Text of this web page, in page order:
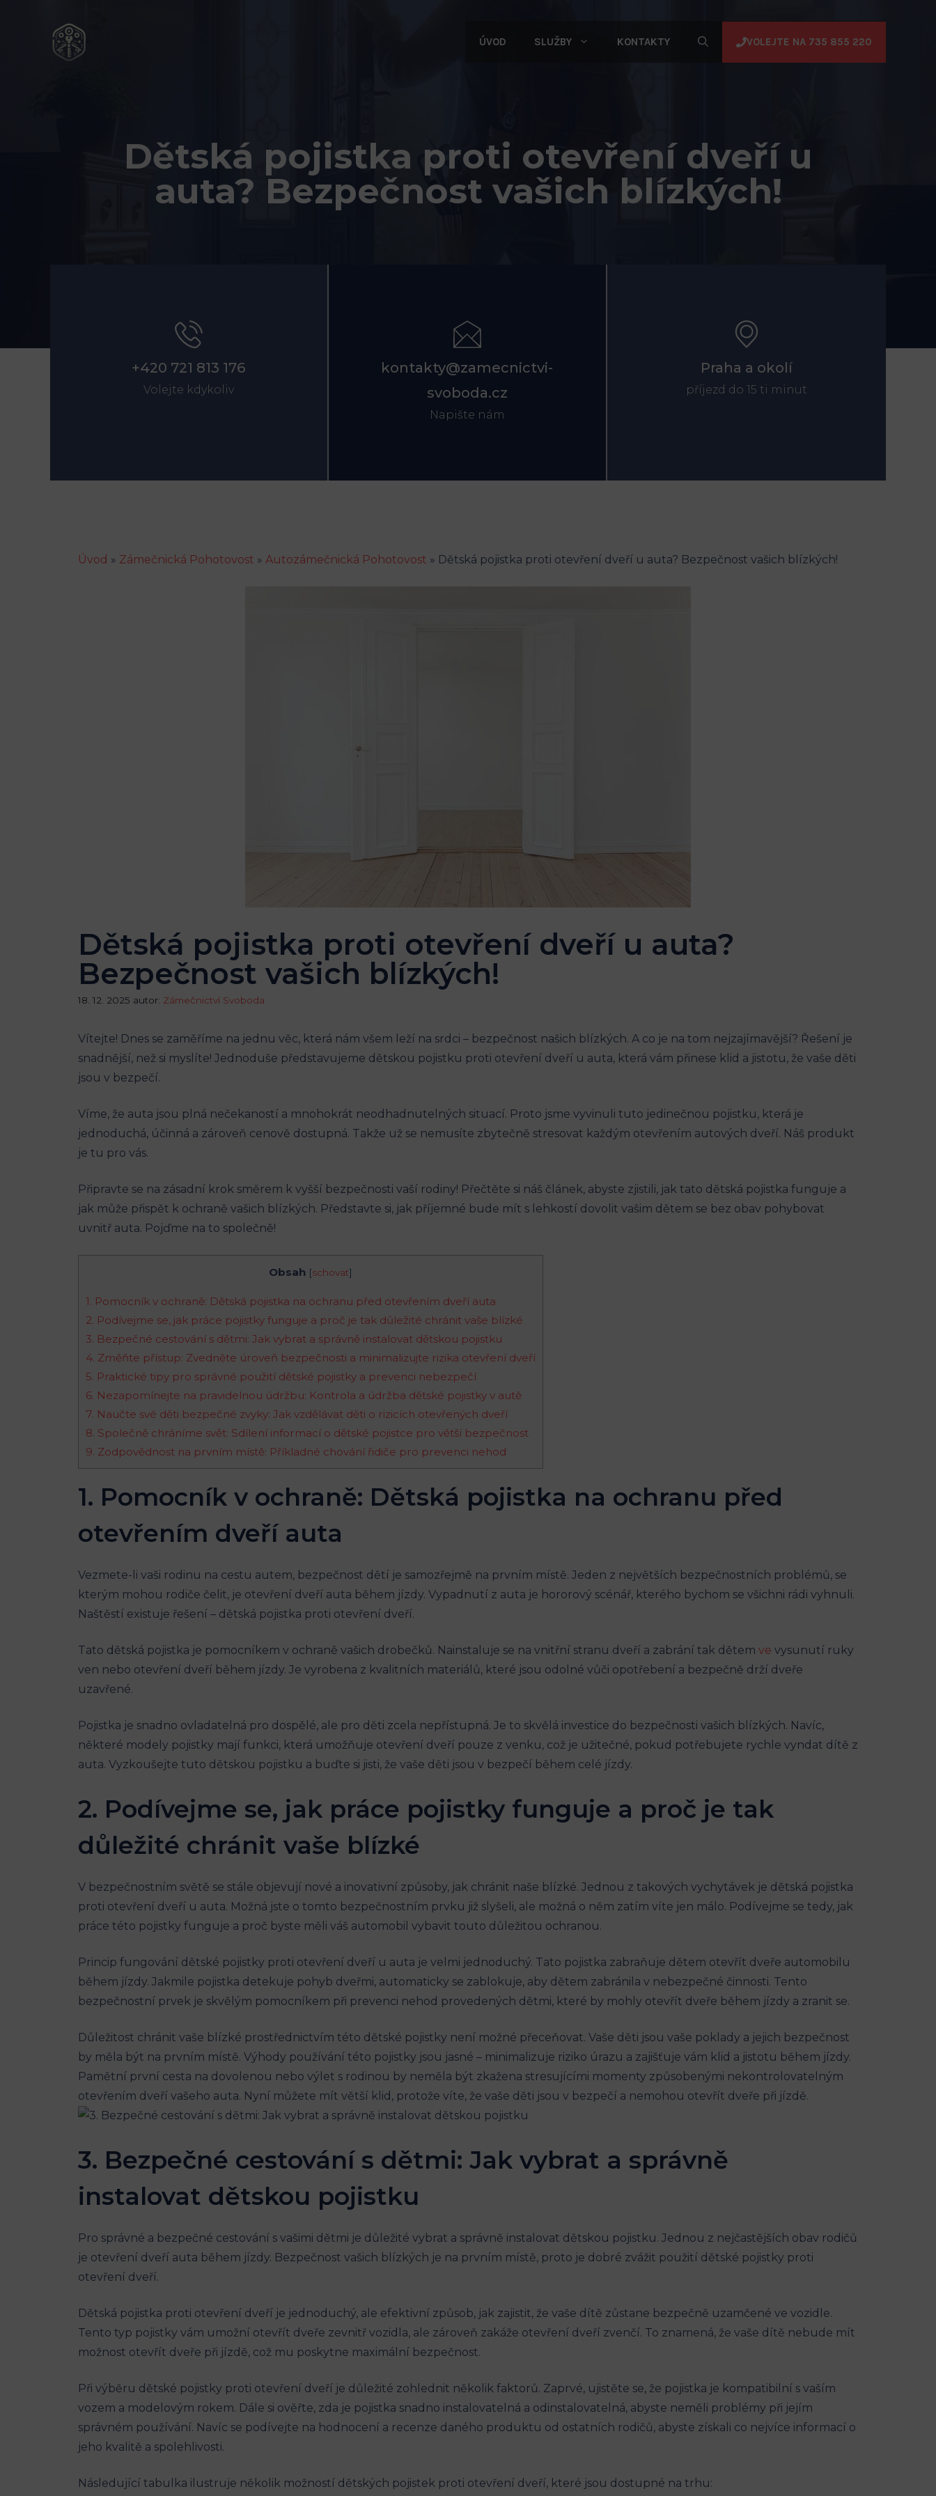
ÚVOD SLUŽBY KONTAKTY VOLEJTE NA 735 855 220
Dětská pojistka proti otevření dveří u
auta? Bezpečnost vašich blízkých!
+420 721 813 176
Volejte kdykoliv
kontakty@zamecnictvi-
svoboda.cz
Napište nám
Praha a okolí
příjezd do 15 ti minut
Úvod » Zámečnická Pohotovost » Autozámečnická Pohotovost » Dětská pojistka proti otevření dveří u auta? Bezpečnost vašich blízkých!
Dětská pojistka proti otevření dveří u auta?
Bezpečnost vašich blízkých!
18. 12. 2025 autor: Zámečnictví Svoboda
Vítejte!‍ Dnes ⁤se zaměříme na jednu věc, ​která nám všem leží na srdci –⁢ bezpečnost našich blízkých. A co je na tom nejzajímavější?⁣ Řešení ​je​
snadnější, než si myslíte! Jednoduše představujeme dětskou pojistku proti otevření dveří ‌u auta, která⁢ vám přinese klid a jistotu,⁣ že vaše ⁢děti
jsou v bezpečí.
Víme, že auta jsou plná nečekaností a mnohokrát neodhadnutelných​ situací. Proto jsme vyvinuli tuto jedinečnou pojistku, která je
jednoduchá, účinná a zároveň cenově dostupná. ‌Takže už se nemusíte zbytečně stresovat každým otevřením autových dveří. Náš ​produkt‍
je tu pro vás.
Připravte se na zásadní krok směrem k vyšší ‌bezpečnosti vaší ⁢rodiny! Přečtěte si náš článek, abyste zjistili, jak tato dětská pojistka funguje a⁣
jak může přispět k ochraně vašich‌ blízkých. Představte si, jak příjemné bude ⁤mít ⁣s lehkostí dovolit vašim‌ dětem se bez ⁣obav pohybovat
uvnitř auta. Pojďme na to společně!
Obsah [schovat]
1. Pomocník v ochraně: ⁢Dětská pojistka ‌na ochranu před otevřením dveří auta
2. Podívejme se, jak práce pojistky​ funguje a proč je tak důležité chránit vaše blízké
3. Bezpečné‌ cestování s dětmi: Jak vybrat a správně instalovat dětskou pojistku
4. Změňte přístup: Zvedněte úroveň bezpečnosti a minimalizujte rizika otevření dveří
5. Praktické tipy pro správné použití dětské pojistky a prevenci nebezpečí
6.​ Nezapomínejte na pravidelnou údržbu: Kontrola ⁤a údržba dětské pojistky v autě
7. Naučte své děti bezpečné zvyky: ‌Jak vzdělávat děti o rizicích otevřených dveří
8. Společně chráníme svět: Sdílení informací o ‌dětské pojistce pro větší bezpečnost
9. Zodpovědnost na prvním místě: Příkladné chování řidiče ⁤pro prevenci​ nehod
1. Pomocník v ochraně: ⁢Dětská pojistka ‌na ochranu před
otevřením dveří auta
Vezmete-li vaši rodinu na cestu autem, bezpečnost dětí ‍je samozřejmě na prvním místě. Jeden z největších bezpečnostních problémů, se
kterým mohou rodiče čelit, je otevření dveří auta během jízdy. Vypadnutí z ⁣auta je hororový scénář, kterého bychom⁢ se všichni rádi vyhnuli.
⁤Naštěstí existuje řešení – dětská pojistka proti otevření dveří.
Tato dětská pojistka je pomocníkem v ochraně vašich drobečků. Nainstaluje ​se na vnitřní stranu dveří a​ zabrání ⁣tak dětem ve vysunutí ruky
ven nebo otevření dveří během jízdy. Je vyrobena z kvalitních ‍materiálů, které jsou odolné vůči opotřebení a bezpečně drží dveře
uzavřené. ⁤
Pojistka ​je ⁤snadno ovladatelná pro‌ dospělé, ale pro děti zcela⁢ nepřístupná. Je to skvělá⁣ investice do bezpečnosti⁤ vašich blízkých. Navíc,
některé modely​ pojistky mají funkci, která⁢ umožňuje otevření dveří pouze z venku, což je užitečné, pokud potřebujete rychle vyndat dítě z
auta. Vyzkoušejte tuto dětskou pojistku a buďte si jisti,‌ že vaše děti jsou v bezpečí během celé jízdy.
2. Podívejme se, jak práce pojistky​ funguje a proč je tak
důležité chránit vaše blízké
V bezpečnostním světě ‍se​ stále objevují nové a inovativní způsoby, jak chránit naše blízké. Jednou z takových vychytávek je dětská pojistka
proti otevření dveří ​u auta. Možná jste o tomto bezpečnostním ⁢prvku⁤ již slyšeli, ale možná o něm‍ zatím víte jen málo. Podívejme se tedy, jak
práce⁢ této pojistky funguje a proč byste měli váš automobil vybavit touto důležitou ochranou.
Princip fungování dětské pojistky proti otevření dveří u ‍auta⁢ je velmi jednoduchý. Tato pojistka zabraňuje dětem⁣ otevřít dveře automobilu
během jízdy. Jakmile pojistka detekuje pohyb dveřmi, automaticky se zablokuje, aby dětem zabránila v nebezpečné činnosti. Tento
bezpečnostní prvek je skvělým⁤ pomocníkem při prevenci​ nehod provedených dětmi, které by mohly otevřít dveře během jízdy a zranit se.
Důležitost chránit vaše blízké⁤ prostřednictvím této dětské⁢ pojistky není možné ‌přeceňovat. Vaše děti jsou vaše poklady a⁣ jejich bezpečnost
by měla být na prvním místě. Výhody používání této pojistky jsou jasné – minimalizuje riziko úrazu a zajišťuje vám klid a jistotu ⁤během jízdy.
Pamětní první cesta na dovolenou nebo výlet s rodinou by neměla být zkažena stresujícími momenty ‍způsobenými nekontrolovatelným
otevřením dveří vašeho auta. Nyní můžete mít větší klid, ⁣protože víte, že vaše děti jsou v bezpečí a nemohou⁣ otevřít dveře při jízdě.
3. Bezpečné‌ cestování s dětmi: Jak vybrat a správně
instalovat dětskou pojistku
Pro správné a bezpečné cestování s vašimi⁤ dětmi je‌ důležité vybrat⁢ a⁣ správně instalovat dětskou‍ pojistku. Jednou z nejčastějších obav ⁢rodičů
je otevření dveří auta během jízdy. Bezpečnost vašich blízkých je na‍ prvním místě, ‌proto je dobré zvážit použití ⁤dětské pojistky proti
otevření dveří.
Dětská pojistka ​proti otevření dveří je jednoduchý, ale efektivní způsob, jak zajistit, že vaše dítě zůstane bezpečně uzamčené ve vozidle.
Tento typ pojistky vám umožní otevřít dveře zevnitř vozidla, ⁤ale zároveň zakáže ⁤otevření dveří zvenčí. To znamená, že vaše dítě ​nebude mít
možnost otevřít dveře při jízdě, což mu‍ poskytne maximální bezpečnost.
Při výběru dětské pojistky proti​ otevření ⁢dveří je důležité zohlednit několik faktorů. Zaprvé, ujistěte se, že pojistka je kompatibilní s vaším
vozem a modelovým rokem. Dále⁣ si ověřte, ‍zda je pojistka ⁤snadno instalovatelná a‌ odinstalovatelná, abyste neměli problémy při jejím
správném používání.‌ Navíc se podívejte na hodnocení a recenze ‍daného produktu od ostatních rodičů, ​abyste získali co nejvíce informací o⁣
jeho⁢ kvalitě ⁣a⁤ spolehlivosti.
Následující tabulka ilustruje několik možností dětských pojistek proti otevření dveří, které jsou​ dostupné na trhu: